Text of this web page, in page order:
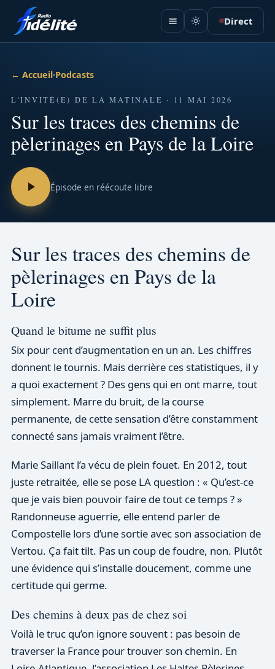
Direct
← Accueil·Podcasts
L'INVITÉ(E) DE LA MATINALE · 11 MAI 2026
Sur les traces des chemins de
pèlerinages en Pays de la Loire
Épisode en réécoute libre
Sur les traces des chemins de
pèlerinages en Pays de la
Loire
Quand le bitume ne suffit plus
Six pour cent d’augmentation en un an. Les chiffres
donnent le tournis. Mais derrière ces statistiques, il y
a quoi exactement ? Des gens qui en ont marre, tout
simplement. Marre du bruit, de la course
permanente, de cette sensation d’être constamment
connecté sans jamais vraiment l’être.
Marie Saillant l’a vécu de plein fouet. En 2012, tout
juste retraitée, elle se pose LA question : « Qu’est-ce
que je vais bien pouvoir faire de tout ce temps ? »
Randonneuse aguerrie, elle entend parler de
Compostelle lors d’une sortie avec son association de
Vertou. Ça fait tilt. Pas un coup de foudre, non. Plutôt
une évidence qui s’installe doucement, comme une
certitude qui germe.
Des chemins à deux pas de chez soi
Voilà le truc qu’on ignore souvent : pas besoin de
traverser la France pour trouver son chemin. En